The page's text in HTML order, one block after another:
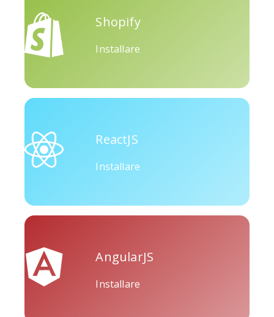
Tripadvisor Vimeo
Shopify
Installare
ReactJS
Installare
AngularJS
Installare